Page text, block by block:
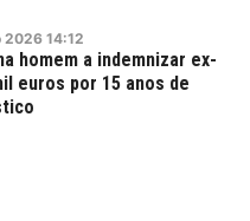
2026 14:12
homem a indemnizar ex-
euros por 15 anos de